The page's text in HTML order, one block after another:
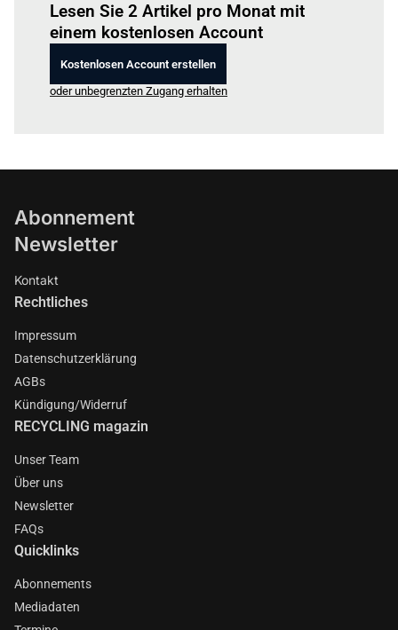
Lesen Sie 2 Artikel pro Monat mit
einem kostenlosen Account
Kostenlosen Account erstellen
oder unbegrenzten Zugang erhalten
Abonnement
Newsletter
Kontakt
Rechtliches
Impressum
Datenschutzerklärung
AGBs
Kündigung/Widerruf
RECYCLING magazin
Unser Team
Über uns
Newsletter
FAQs
Quicklinks
Abonnements
Mediadaten